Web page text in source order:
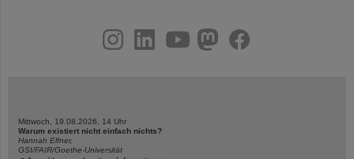
youtubehelmholtz.socialfacebook
Mittwoch, 19.08.2026, 14 Uhr
Warum existiert nicht einfach nichts?
Hannah Elfner,
GSI/FAIR/Goethe-Universität